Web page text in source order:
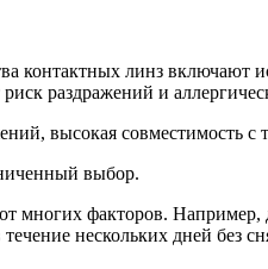
контактных линз включают
раздражений и
высокая совместимость с
выбор.
многих факторов.
нескольких дней без